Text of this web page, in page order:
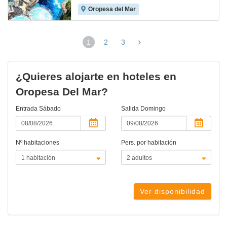
Oropesa del Mar
1
(página
2 3
¿Quieres alojarte en hoteles en
Oropesa Del Mar?
Entrada Sábado Salida Domingo
Nº habitaciones Pers. por habitación
Ver disponibilidad